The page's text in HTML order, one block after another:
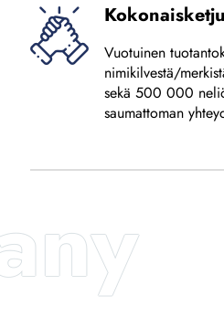
Vuotuinen
nimikilvestä/
sekä 500 000
saumattoman